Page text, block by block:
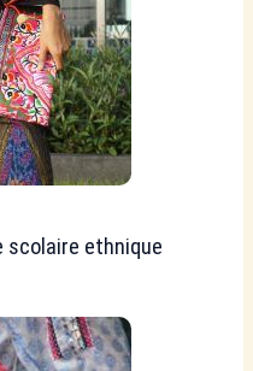
scolaire ethnique